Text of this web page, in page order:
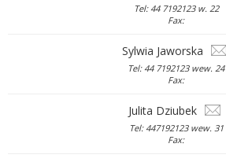
Tel: 44 7192123 w. 22
Fax:
Sylwia Jaworska
Tel: 44 7192123 wew. 24
Fax:
Julita Dziubek
Tel: 447192123 wew. 31
Fax: